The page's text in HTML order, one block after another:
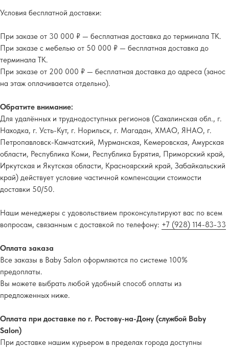
Условия бесплатной доставки:
При заказе от 30 000 ₽ — бесплатная доставка до терминала ТК.
При заказе с мебелью от 50 000 ₽ — бесплатная доставка до
терминала ТК.
При заказе от 200 000 ₽ — бесплатная доставка до адреса (занос
на этаж оплачивается отдельно).
Обратите внимание:
Для удалённых и труднодоступных регионов (Сахалинская обл., г.
Находка, г. Усть-Кут, г. Норильск, г. Магадан, ХМАО, ЯНАО, г.
Петропавловск-Камчатский, Мурманская, Кемеровская, Амурская
области, Республика Коми, Республика Бурятия, Приморский край,
Иркутская и Якутская области, Красноярский край, Забайкальский
край) действует условие частичной компенсации стоимости
доставки 50/50.
Наши менеджеры с удовольствием проконсультируют вас по всем
вопросам, связанным с доставкой по телефону: +7 (928) 114-83-33
Оплата заказа
Все заказы в Baby Salon оформляются по системе 100%
предоплаты.
Вы можете выбрать любой удобный способ оплаты из
предложенных ниже.
Оплата при доставке по г. Ростову-на-Дону (службой Baby
Salon)
При доставке нашим курьером в пределах города доступны